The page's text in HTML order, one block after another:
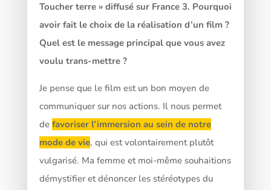
Toucher terre » diffusé sur France 3. Pourquoi
avoir fait le choix de la réalisation d’un film ?
Quel est le message principal que vous avez
voulu trans-mettre ?
Je pense que le film est un bon moyen de
communiquer sur nos actions. Il nous permet
de favoriser l’immersion au sein de notre
mode de vie, qui est volontairement plutôt
vulgarisé. Ma femme et moi-même souhaitions
démystifier et dénoncer les stéréotypes du